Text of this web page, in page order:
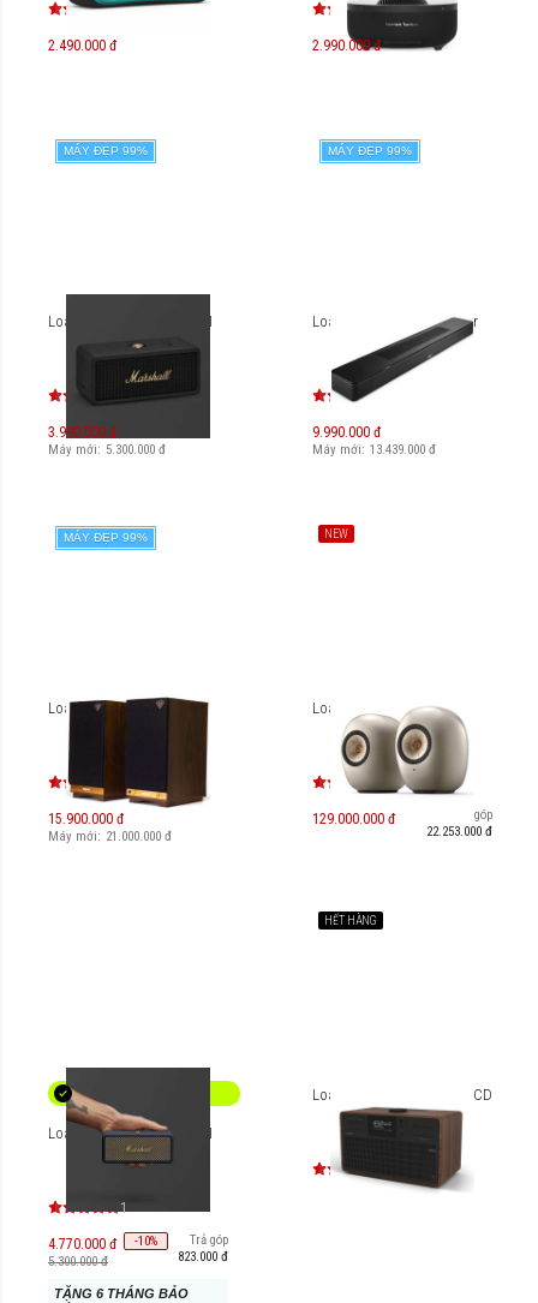
2.490.000 đ 2.990.000 đ
MÁY ĐẸP 99%
Loa Marshall Emberton III
3.990.000 đ
Máy mới: 5.300.000 đ
MÁY ĐẸP 99%
Loa Bose Smart Soundbar
9.990.000 đ
Máy mới: 13.439.000 đ
MÁY ĐẸP 99%
Loa Klipsch The Sixes
15.900.000 đ
Máy mới: 21.000.000 đ
NEW
Loa KEF LS LUXE
129.000.000 đ
Trả góp
22.253.000 đ
Loa Marshall Emberton III
1
4.770.000 đ -10%
5.300.000 đ
Trả góp
823.000 đ
TẶNG 6 THÁNG BẢO
HẾT HÀNG
Loa Bluetooth Revo SuperCD